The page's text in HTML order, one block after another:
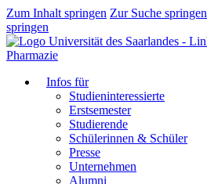
Zum Inhalt springen Zur Suche springen
springen
Pharmazie
Infos für
Studieninteressierte
Erstsemester
Studierende
Schülerinnen & Schüler
Presse
Unternehmen
Alumni